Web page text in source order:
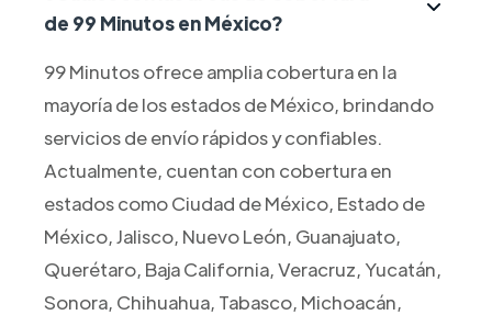
de 99 Minutos en México?
99 Minutos ofrece amplia cobertura en la
mayoría de los estados de México, brindando
servicios de envío rápidos y confiables.
Actualmente, cuentan con cobertura en
estados como Ciudad de México, Estado de
México, Jalisco, Nuevo León, Guanajuato,
Querétaro, Baja California, Veracruz, Yucatán,
Sonora, Chihuahua, Tabasco, Michoacán,